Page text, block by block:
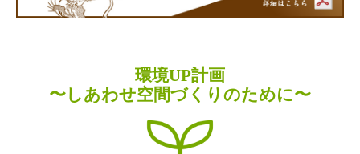
環境UP計画
〜しあわせ空間づくりのために〜